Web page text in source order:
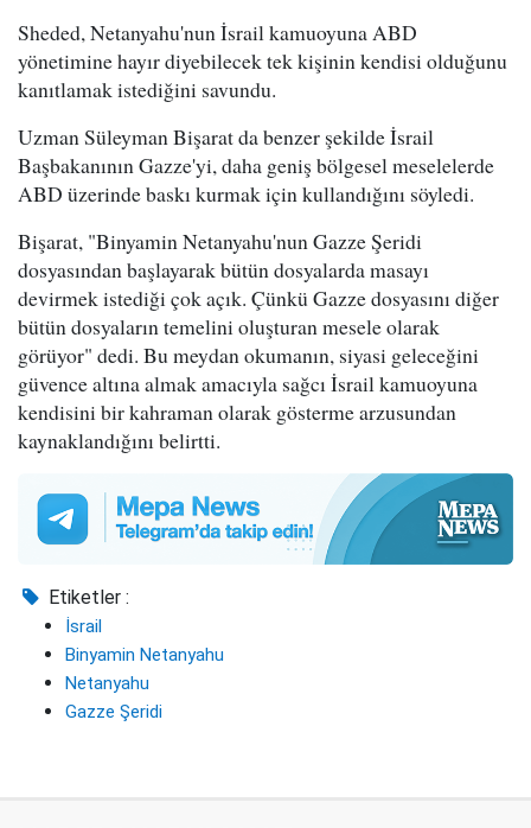
Sheded, Netanyahu'nun İsrail kamuoyuna ABD
yönetimine hayır diyebilecek tek kişinin kendisi olduğunu
kanıtlamak istediğini savundu.
Uzman Süleyman Bişarat da benzer şekilde İsrail
Başbakanının Gazze'yi, daha geniş bölgesel meselelerde
ABD üzerinde baskı kurmak için kullandığını söyledi.
Bişarat, "Binyamin Netanyahu'nun Gazze Şeridi
dosyasından başlayarak bütün dosyalarda masayı
devirmek istediği çok açık. Çünkü Gazze dosyasını diğer
bütün dosyaların temelini oluşturan mesele olarak
görüyor" dedi. Bu meydan okumanın, siyasi geleceğini
güvence altına almak amacıyla sağcı İsrail kamuoyuna
kendisini bir kahraman olarak gösterme arzusundan
kaynaklandığını belirtti.
Etiketler :
İsrail
Binyamin Netanyahu
Netanyahu
Gazze Şeridi